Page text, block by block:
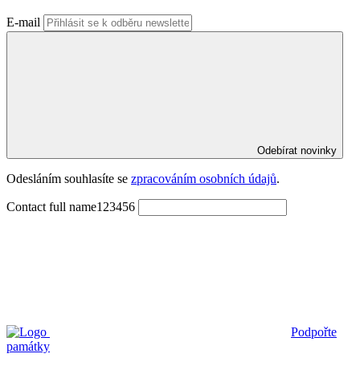
E-mail
Odebírat novinky
Odesláním souhlasíte se zpracováním osobních údajů.
Contact full name123456
Podpořte
památky